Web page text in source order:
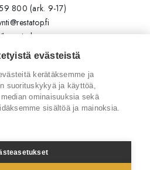
800 (ark. 9-17)
viesti
meitä
uutiskirje
Facebook
evästeistä
kerätäksemme ja
suorituskykyä ja käyttöä,
ominaisuuksia sekä
sisältöä ja mainoksia.